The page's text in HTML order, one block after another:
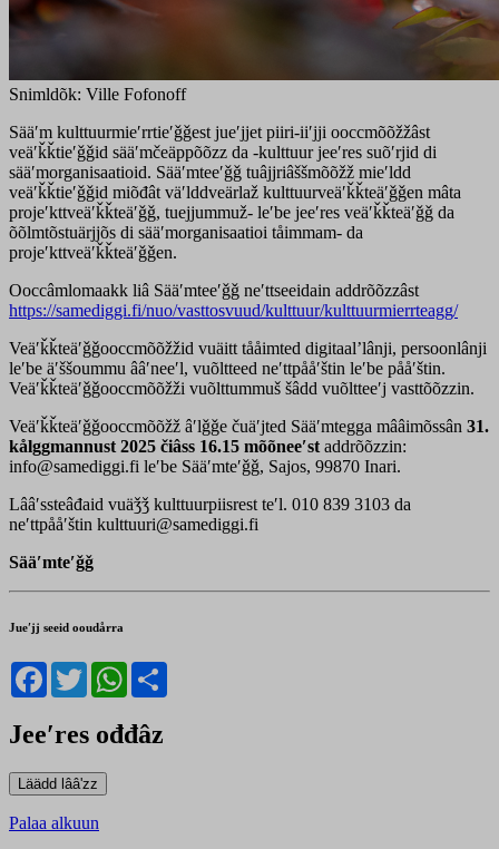
Snimldõk: Ville Fofonoff
Sääʹm kulttuurmieʹrrtieʹǧǧest jueʹjjet piiri-iiʹjji ooccmõõžžâst
veäʹǩǩtieʹǧǧid sääʹmčeäppõõzz da -kulttuur jeeʹres suõʹrjid di
sääʹmorganisaatioid. Sääʹmteeʹǧǧ tuâjjriâššmõõžž mieʹldd
veäʹǩǩtieʹǧǧid miõđât väʹlddveärlaž kulttuurveäʹǩǩteäʹǧǧen mâta
projeʹkttveäʹǩǩteäʹǧǧ, tuejjummuž- leʹbe jeeʹres veäʹǩǩteäʹǧǧ da
õõlmtõstuärjjõs di sääʹmorganisaatioi tåimmam- da
projeʹkttveäʹǩǩteäʹǧǧen.
Ooccâmlomaakk liâ Sääʹmteeʹǧǧ neʹttseeidain addrõõzzâst
https://samediggi.fi/nuo/vasttosvuud/kulttuur/kulttuurmierrteagg/
Veäʹǩǩteäʹǧǧooccmõõžžid vuäitt tååimted digitaalʼlânji, persoonlânji
leʹbe äʹššoummu ââʹneeʹl, vuõltteed neʹttpååʹštin leʹbe pååʹštin.
Veäʹǩǩteäʹǧǧooccmõõžži vuõlttummuš šâdd vuõltteeʹj vasttõõzzin.
Veäʹǩǩteäʹǧǧooccmõõžž âʹlǧǧe čuäʹjted Sääʹmtegga mââimõssân 31.
kålggmannust 2025 čiâss 16.15 mõõneeʹst addrõõzzin:
info@samediggi.fi leʹbe Sääʹmteʹǧǧ, Sajos, 99870 Inari.
Lââʹssteâđaid vuäǯǯ kulttuurpiisrest teʹl. 010 839 3103 da
neʹttpååʹštin kulttuuri@samediggi.fi
Sääʹmteʹǧǧ
Jueʹjj seeid ooudårra
Facebook
TwitterWhatsApp
Jeeʹres ođđâz
Palaa alkuun